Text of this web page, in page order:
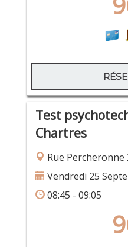
Test
Chartres
Rue Percheronne
Vendredi 25
08:45 - 09:05